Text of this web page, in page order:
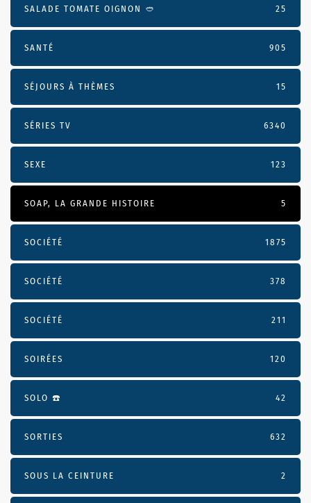
SALADE TOMATE OIGNON 🥙 25
SANTÉ 905
SÉJOURS À THÈMES 15
SÉRIES TV 6340
SEXE 123
SOAP, LA GRANDE HISTOIRE 5
SOCIÉTÉ 1875
SOCIÉTÉ 378
SOCIÉTÉ 211
SOIRÉES 120
SOLO ☎️ 42
SORTIES 632
SOUS LA CEINTURE 2